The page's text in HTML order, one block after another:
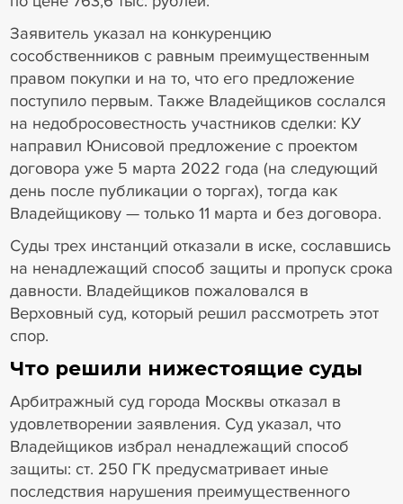
Заявитель указал на конкуренцию
сособственников с равным преимущественным
правом покупки и на то, что его предложение
поступило первым. Также Владейщиков сослался
на недобросовестность участников сделки: КУ
направил Юнисовой предложение с проектом
договора уже 5 марта 2022 года (на следующий
день после публикации о торгах), тогда как
Владейщикову — только 11 марта и без договора.
Суды трех инстанций отказали в иске, сославшись
на ненадлежащий способ защиты и пропуск срока
давности. Владейщиков пожаловался в
Верховный суд, который решил рассмотреть этот
спор.
Что решили нижестоящие суды
Арбитражный суд города Москвы отказал в
удовлетворении заявления. Суд указал, что
Владейщиков избрал ненадлежащий способ
защиты: ст. 250 ГК предусматривает иные
последствия нарушения преимущественного